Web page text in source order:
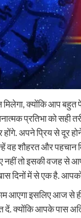
मिलेगा, क्योंकि आप
प्रतिभा को सही
अपने प्रिय से दूर
वह शौहरत और
तो इसकी वजह से
दिनों में से एक है.
आएगा इसलिए आज से
क्योंकि आपके पास